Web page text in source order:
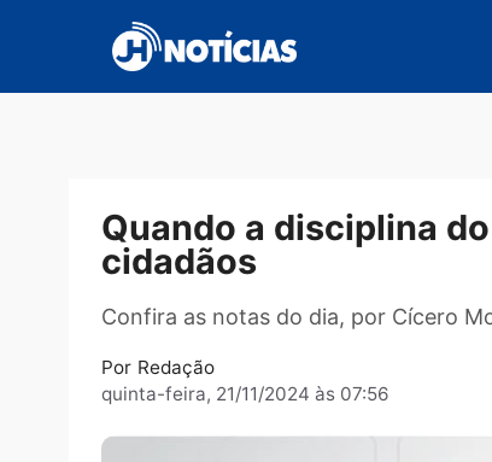
conteúdo
Quando a
cidadãos
Por Redação
quinta-feira, 21/11/2024 às 07:56